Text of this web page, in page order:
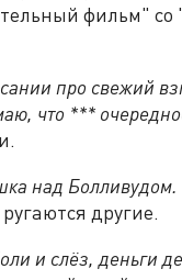
фильм"
про свежий
что ***
над
другие.
и слёз, деньги